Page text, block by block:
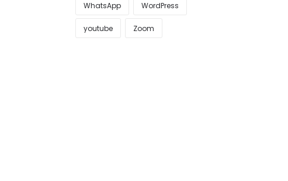
WhatsApp WordPress
youtube Zoom